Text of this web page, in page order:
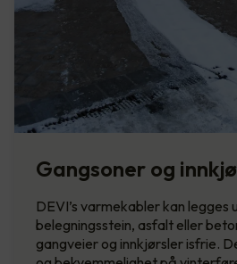
Gangsoner og
DEVI’s varmekabler kan legges
belegningsstein, asfalt eller
gangveier og innkjørsler isfrie.